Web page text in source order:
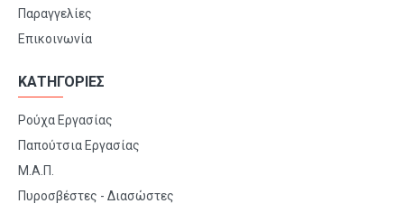
Παραγγελίες
Επικοινωνία
ΚΑΤΗΓΟΡΙΕΣ
Ρούχα Εργασίας
Παπούτσια Εργασίας
Μ.Α.Π.
Πυροσβέστες - Διασώστες